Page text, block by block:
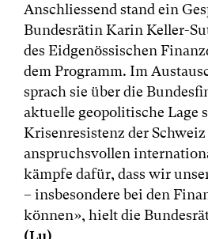
Anschliessend stand ein
Bundesrätin Karin Keller-
des Eidgenössischen
dem Programm. Im
sprach sie über die
aktuelle geopolitische Lage
Krisenresistenz der
anspruchsvollen
kämpfe dafür, dass wir
– insbesondere bei den
können», hielt die